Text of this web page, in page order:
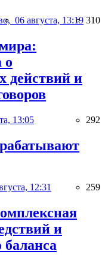
06 августа, 13:19 310
о
действий и
13:05 292
12:31 259
и
баланса